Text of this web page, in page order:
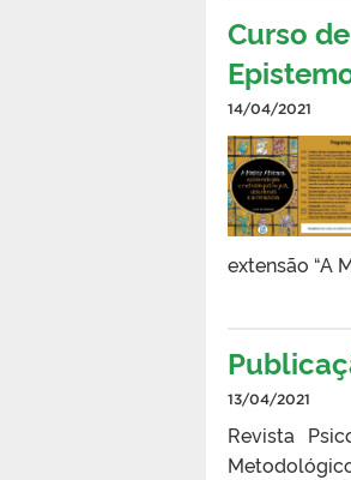
Curso
14/04/2021
extensão “A
13/04/2021
Revista